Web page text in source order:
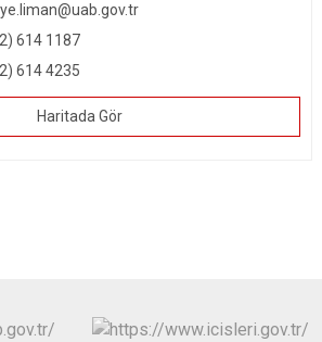
614 1187
614 4235
Haritada Gör